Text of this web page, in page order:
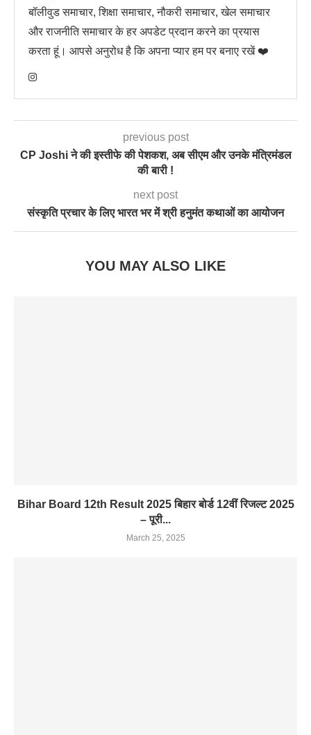
बॉलीवुड समाचार, शिक्षा समाचार, नौकरी समाचार, खेल समाचार
और राजनीति समाचार के हर अपडेट प्रदान करने का प्रयास
करता हूं। आपसे अनुरोध है कि अपना प्यार हम पर बनाए रखें ❤️
previous post
CP Joshi ने की इस्तीफे की पेशकश, अब सीएम और उनके मंत्रिमंडल
की बारी !
next post
संस्कृति प्रचार के लिए भारत भर में श्री हनुमंत कथाओं का आयोजन
YOU MAY ALSO LIKE
Bihar Board 12th Result 2025 बिहार बोर्ड 12वीं रिजल्ट 2025
– पूरी...
March 25, 2025